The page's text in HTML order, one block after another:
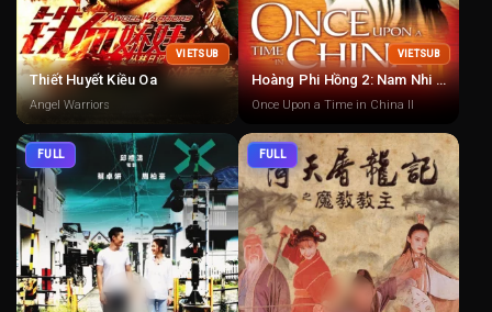
VIETSUB
Thiết Huyết Kiều Oa
Angel Warriors
VIETSUB
Hoàng Phi Hồng 2: Nam Nhi Đương Tự Cường
Once Upon a Time in China II
FULL FULL